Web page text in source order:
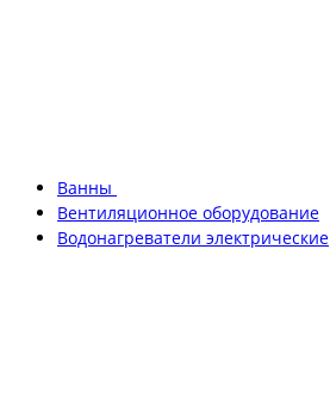
Ванны
Вентиляционное оборудование
Водонагреватели электрические